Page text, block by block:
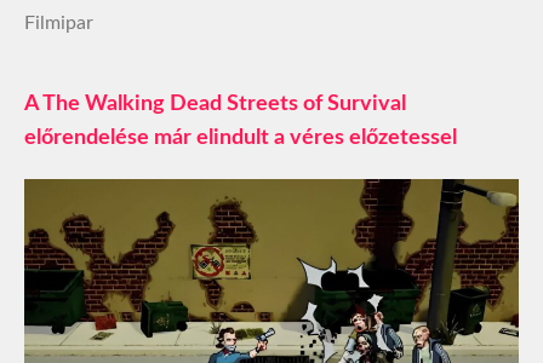
Filmipar
A The Walking Dead Streets of Survival
előrendelése már elindult a véres előzetessel